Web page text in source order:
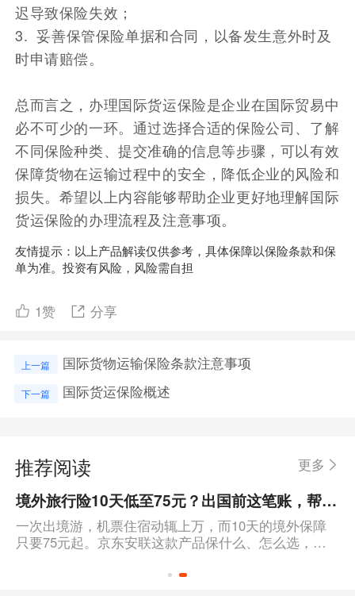
迟导致保险失效；
3. 妥善保管保险单据和合同，以备发生意外时及
时申请赔偿。
总而言之，办理国际货运保险是企业在国际贸易中
必不可少的一环。通过选择合适的保险公司、了解
不同保险种类、提交准确的信息等步骤，可以有效
保障货物在运输过程中的安全，降低企业的风险和
损失。希望以上内容能够帮助企业更好地理解国际
货运保险的办理流程及注意事项。
友情提示：以上产品解读仅供参考，具体保障以保险条款和保
单为准。投资有风险，风险需自担
1赞 分享
上一篇 国际货物运输保险条款注意事项
下一篇 国际货运保险概述
推荐阅读 更多
境外旅行险10天低至75元？出国前这笔账，帮你算得明明白白
一次出境游，机票住宿动辄上万，而10天的境外保障
只要75元起。京东安联这款产品保什么、怎么选，一